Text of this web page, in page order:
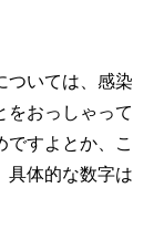
ついては、感染
をおっしゃって
ですよとか、こ
具体的な数字は